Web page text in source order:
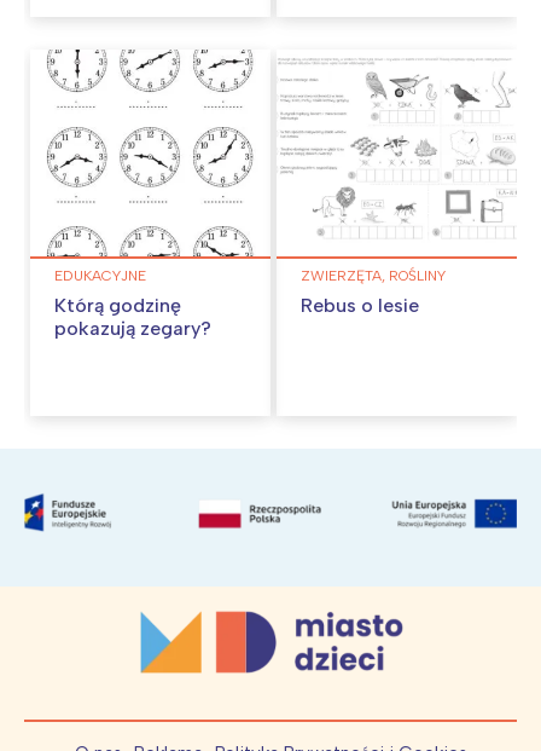
EDUKACYJNE
Którą godzinę
pokazują zegary?
ZWIERZĘTA, ROŚLINY
Rebus o lesie